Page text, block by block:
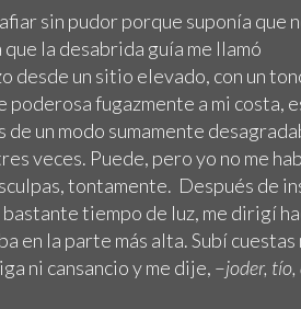
sin pudor porque suponía que
la desabrida guía me llamó
desde un sitio elevado, con un
fugazmente a mi costa,
un modo sumamente
veces. Puede, pero yo no me
tontamente. Después de
tiempo de luz, me dirigí
en la parte más alta. Subí cuestas
ni cansancio y me dije, –joder, tío,